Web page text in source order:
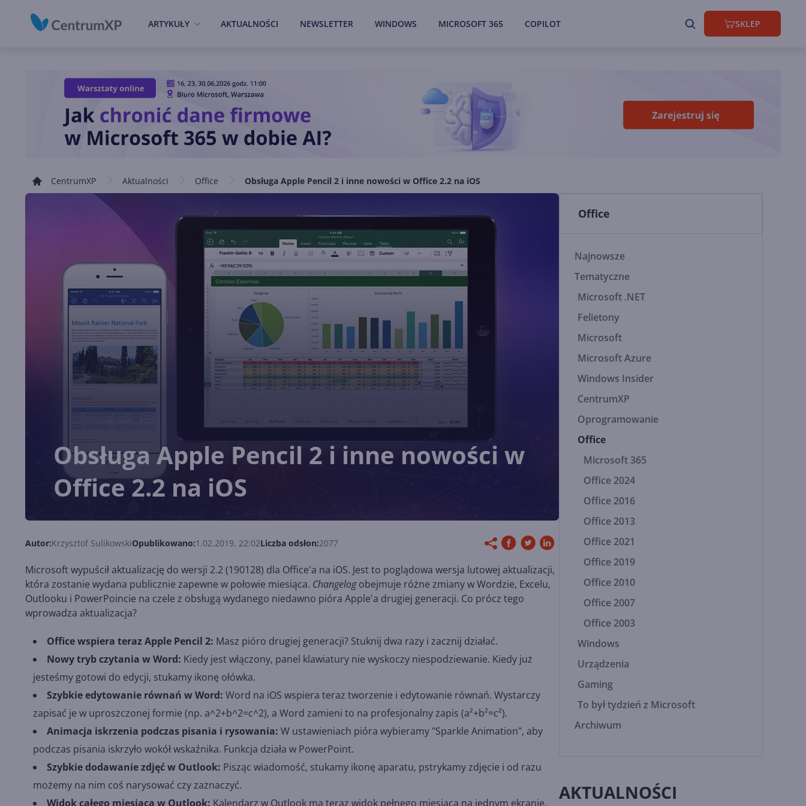
ARTYKUŁY AKTUALNOŚCI NEWSLETTER WINDOWS MICROSOFT 365 COPILOT SKLEP
CentrumXP Aktualności Office Obsługa Apple Pencil 2 i inne nowości w Office 2.2 na iOS
Obsługa Apple Pencil 2 i inne nowości w
Office 2.2 na iOS
Autor:Krzysztof SulikowskiOpublikowano:1.02.2019, 22:02Liczba odsłon:2077
Microsoft wypuścił aktualizację do wersji 2.2 (190128) dla Office'a na iOS. Jest to poglądowa wersja lutowej aktualizacji,
która zostanie wydana publicznie zapewne w połowie miesiąca. Changelogobejmuje różne zmiany w Wordzie, Excelu,
Outlooku i PowerPoincie na czele z obsługą wydanego niedawno pióra Apple'a drugiej generacji. Co prócz tego
wprowadza aktualizacja?
Office wspiera teraz Apple Pencil 2: Masz pióro drugiej generacji? Stuknij dwa razy i zacznij działać.
Nowy tryb czytania w Word: Kiedy jest włączony, panel klawiatury nie wyskoczy niespodziewanie. Kiedy już
jesteśmy gotowi do edycji, stukamy ikonę ołówka.
Szybkie edytowanie równań w Word: Word na iOS wspiera teraz tworzenie i edytowanie równań. Wystarczy
zapisać je w uproszczonej formie (np. a^2+b^2=c^2), a Word zamieni to na profesjonalny zapis (a²+b²=c²).
Animacja iskrzenia podczas pisania i rysowania: W ustawieniach pióra wybieramy "Sparkle Animation", aby
podczas pisania iskrzyło wokół wskaźnika. Funkcja działa w PowerPoint.
Szybkie dodawanie zdjęć w Outlook: Pisząc wiadomość, stukamy ikonę aparatu, pstrykamy zdjęcie i od razu
możemy na nim coś narysować czy zaznaczyć.
Widok całego miesiąca w Outlook: Kalendarz w Outlook ma teraz widok pełnego miesiąca na jednym ekranie.
Office
Najnowsze
Tematyczne
Microsoft .NET
Felietony
Microsoft
Microsoft Azure
Windows Insider
CentrumXP
Oprogramowanie
Office
Microsoft 365
Office 2024
Office 2016
Office 2013
Office 2021
Office 2019
Office 2010
Office 2007
Office 2003
Windows
Urządzenia
Gaming
To był tydzień z Microsoft
Archiwum
AKTUALNOŚCI